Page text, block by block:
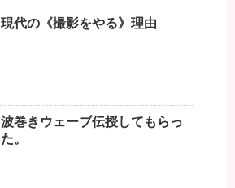
現代の《撮影をやる》理由
波巻きウェーブ伝授してもらっ
た。